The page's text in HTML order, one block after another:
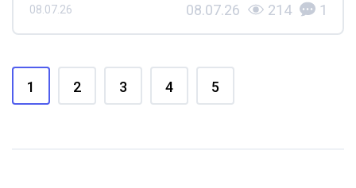
08.07.26 08.07.26 214 1
1 2 3 4 5